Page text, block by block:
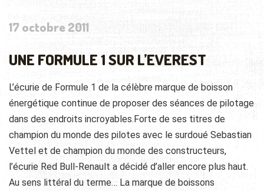
17 octobre 2011
UNE FORMULE 1 SUR L’EVEREST
L’écurie de Formule 1 de la célèbre marque de boisson
énergétique continue de proposer des séances de pilotage
dans des endroits incroyables.Forte de ses titres de
champion du monde des pilotes avec le surdoué Sebastian
Vettel et de champion du monde des constructeurs,
l’écurie Red Bull-Renault a décidé d’aller encore plus haut.
Au sens littéral du terme… La marque de boissons